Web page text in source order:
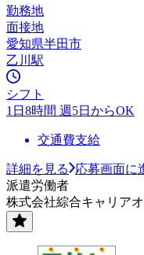
勤務地
面接地
愛知県半田市
乙川駅
シフト
1日8時間 週5日からOK
交通費支給
詳細を見る
応募画面に
派遣労働者
株式会社綜合キャリア